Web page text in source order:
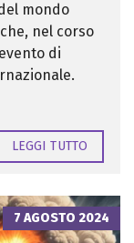
mondo
nel corso
di
LEGGI TUTTO
7 AGOSTO 2024